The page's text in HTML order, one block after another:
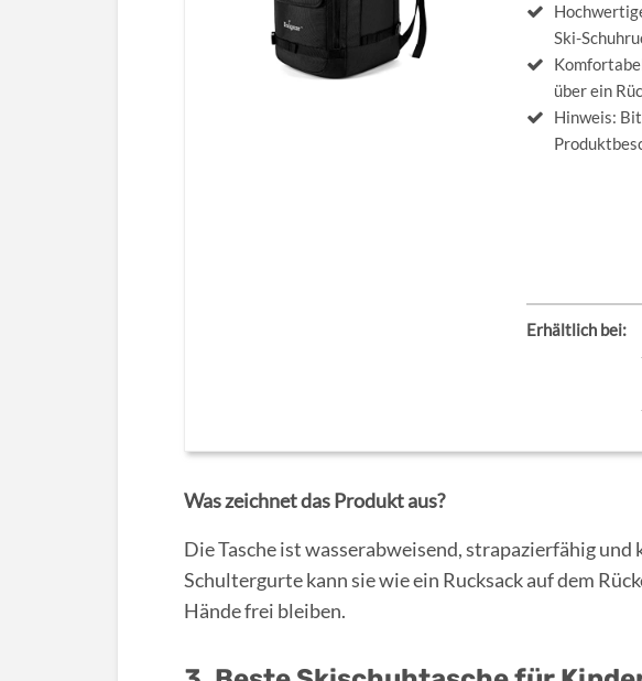
Ski-
über ein
Hinweis:
Erhältlich bei:
Was zeichnet das Produkt aus?
Die Tasche ist wasserabweisend, strapazierfähig
Schultergurte kann sie wie ein Rucksack auf dem
Hände frei bleiben.